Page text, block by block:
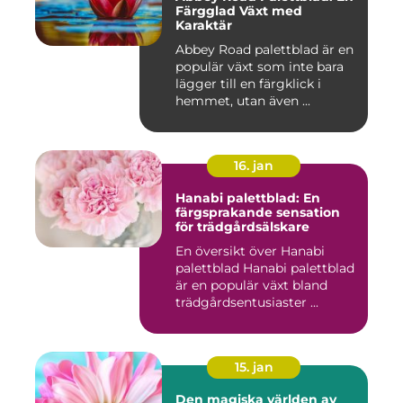
Färgglad Växt med
Karaktär
Abbey Road palettblad är en
populär växt som inte bara
lägger till en färgklick i
hemmet, utan även ...
16. jan
Hanabi palettblad: En
färgsprakande sensation
för trädgårdsälskare
En översikt över Hanabi
palettblad Hanabi palettblad
är en populär växt bland
trädgårdsentusiaster ...
15. jan
Den magiska världen av